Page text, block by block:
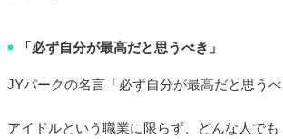
■ 「必ず自分が最高だと思うべき」
JYパークの名言「必ず自分が最高だと思うべ
アイドルという職業に限らず、どんな人でも